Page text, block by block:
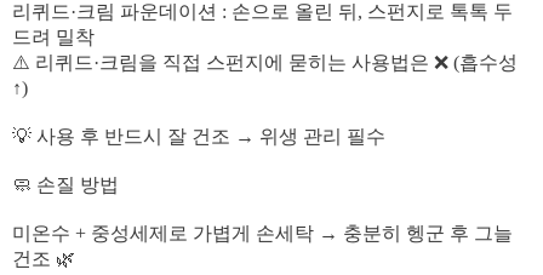
리퀴드·크림 파운데이션 : 손으로 올린 뒤, 스펀지로 톡톡 두
드려 밀착
⚠️ 리퀴드·크림을 직접 스펀지에 묻히는 사용법은 ❌ (흡수성
↑)
💡 사용 후 반드시 잘 건조 → 위생 관리 필수
🧼 손질 방법
미온수 + 중성세제로 가볍게 손세탁 → 충분히 헹군 후 그늘
건조 🌿